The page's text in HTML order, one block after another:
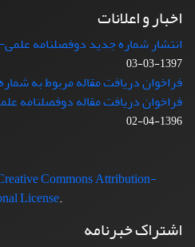
اخبار و اعلانات
انتشار شماره جدید دوفصلنامه
1397-03-03
فراخوان دریافت مقاله مربوط به شماره
فراخوان دریافت مقاله دوفصلنامه
1396-04-02
Commons Attribution-
License.
اشتراک خبرنامه